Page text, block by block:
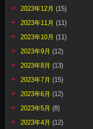
2023年12月 (15)
2023年11月 (11)
2023年10月 (11)
2023年9月 (12)
2023年8月 (13)
2023年7月 (15)
2023年6月 (12)
2023年5月 (8)
2023年4月 (12)